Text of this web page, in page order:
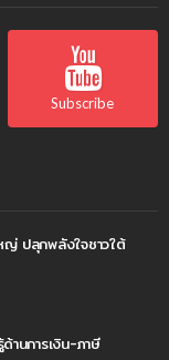
Subscribe
ญ่ ปลุกพลังใจชาวใต้
านการเงิน-ภาษี